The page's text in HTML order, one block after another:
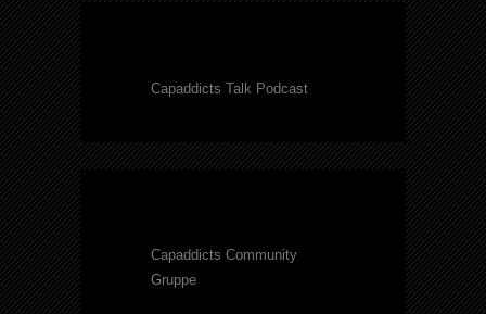
Capaddicts Talk Podcast
Capaddicts Community
Gruppe